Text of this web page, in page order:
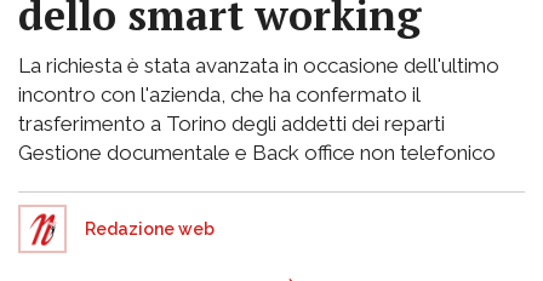
dello smart working
La richiesta è stata avanzata in occasione dell'ultimo
incontro con l'azienda, che ha confermato il
trasferimento a Torino degli addetti dei reparti
Gestione documentale e Back office non telefonico
Redazione web